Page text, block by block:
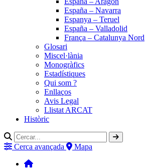
España – Navarra
Espanya – Teruel
España – Valladolid
França – Catalunya Nord
Glosari
Miscel·lània
Monogràfics
Estadístiques
Qui som ?
Enllaços
Avis Legal
Llistat ARCAT
Històric
Cerca avançada Mapa